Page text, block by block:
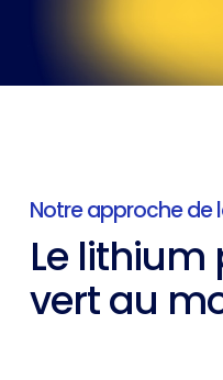
Notre approche de
Le
vert au